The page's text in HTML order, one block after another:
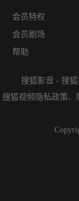
会员特权
会员剧场
帮助
搜狐影音 - 搜
搜狐视频隐私政策、